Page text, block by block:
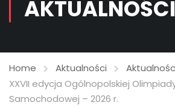
AKTUALNOŚCI
Home Aktualności
XXVII edycja Ogólnopolskiej
Samochodowej – 2026 r.